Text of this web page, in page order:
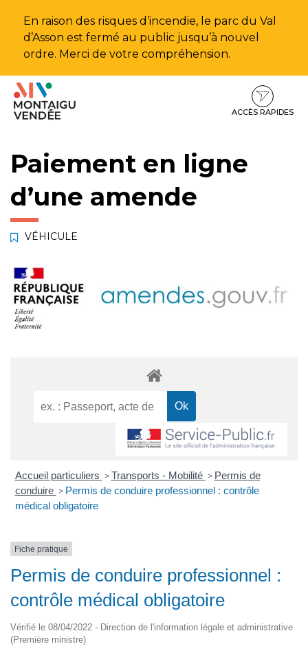
En raison des risques d’incendie, le parc du Val
d’Asson est fermé au public jusqu’à nouvel
ordre. Merci de votre compréhension.
Aller
Aller
contenu
Aller
pied
ACCÈS RAPIDES
Paiement en ligne
d’une amende
VÉHICULE
Accueil particuliers > Transports - Mobilité > Permis de
conduire > Permis de conduire professionnel : contrôle
médical obligatoire
Fiche pratique
Permis de conduire professionnel :
contrôle médical obligatoire
Vérifié le 08/04/2022 - Direction de l'information légale et administrative
(Première ministre)